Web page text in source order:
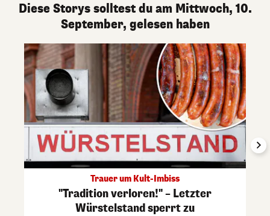
Diese Storys solltest du am Mittwoch, 10.
September, gelesen haben
Trauer um Kult-Imbiss
"Tradition verloren!" – Letzter
Würstelstand sperrt zu